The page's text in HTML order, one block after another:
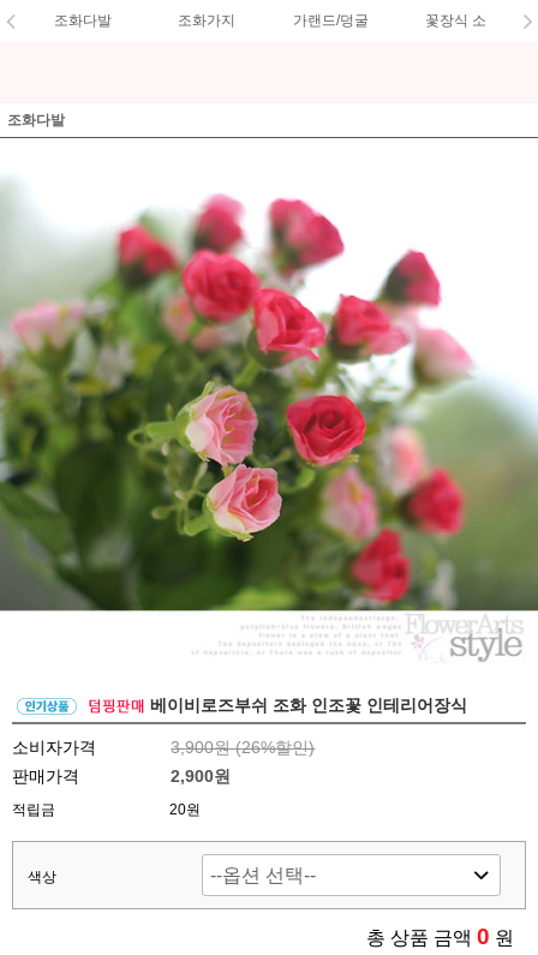
조화다발 조화가지 가랜드/덩굴 꽃장식 소
조화다발
베이비로즈부쉬 조화 인조꽃 인테리어장식
소비자가격 3,900원 (26%할인)
판매가격
2,900원
적립금 20원
색상
총 상품 금액 0 원